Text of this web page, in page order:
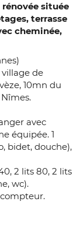
située
terrasse
cheminée,
de
10mn du
avec
équipée. 1
bidet, douche),
2 lits 80, 2 lits
wc).